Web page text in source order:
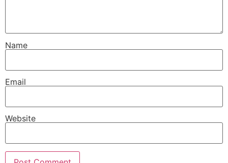
Name
Email
Website